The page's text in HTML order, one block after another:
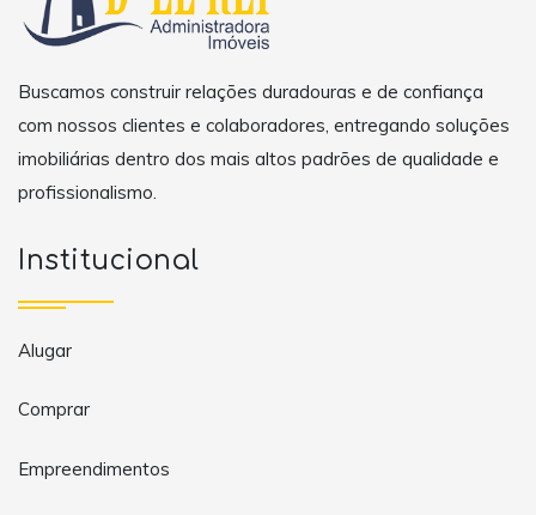
Buscamos construir relações duradouras e de confiança
com nossos clientes e colaboradores, entregando soluções
imobiliárias dentro dos mais altos padrões de qualidade e
profissionalismo.
Institucional
Alugar
Comprar
Empreendimentos